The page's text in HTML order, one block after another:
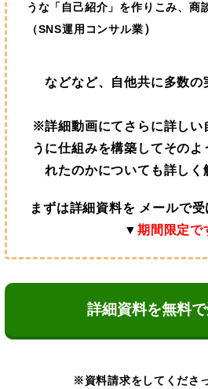
うな「自己紹介」を作りこみ、商
（SNS運用コンサル業）
などなど、自他共に多数の
※詳細動画にてさらに詳しい
うに仕組みを構築してそのよ
れたのかについても詳しく
まずは詳細資料を メールで受
▼ 期間限定で
詳細資料を無料
※資料請求をしてくださ